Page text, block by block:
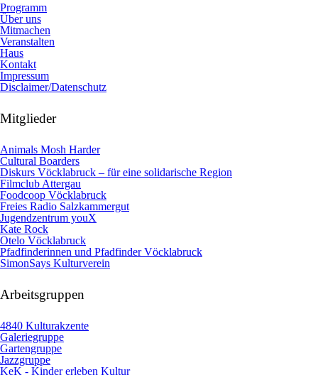
Programm
Über uns
Mitmachen
Veranstalten
Haus
Kontakt
Impressum
Disclaimer/Datenschutz
Mitglieder
Animals Mosh Harder
Cultural Boarders
Diskurs Vöcklabruck – für eine solidarische Region
Filmclub Attergau
Foodcoop Vöcklabruck
Freies Radio Salzkammergut
Jugendzentrum youX
Kate Rock
Otelo Vöcklabruck
Pfadfinderinnen und Pfadfinder Vöcklabruck
SimonSays Kulturverein
Arbeitsgruppen
4840 Kulturakzente
Galeriegruppe
Gartengruppe
Jazzgruppe
KeK - Kinder erleben Kultur